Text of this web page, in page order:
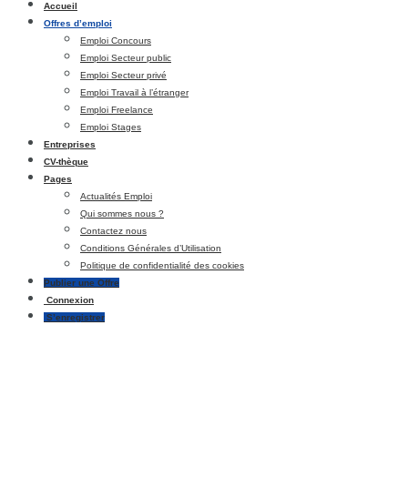
Accueil
Offres d’emploi
Emploi Concours
Emploi Secteur public
Emploi Secteur privé
Emploi Travail à l’étranger
Emploi Freelance
Emploi Stages
Entreprises
CV-thèque
Pages
Actualités Emploi
Qui sommes nous ?
Contactez nous
Conditions Générales d’Utilisation
Politique de confidentialité des cookies
Publier une Offre
Connexion
S’enregistrer